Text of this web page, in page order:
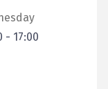
- 17:00